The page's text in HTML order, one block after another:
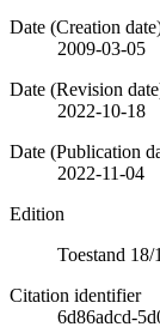
Date (Creation
2009-03-05
Date (Revision
2022-10-18
Date (Publication
2022-11-04
Edition
Toestand 18/
Citation identifier
6d86adcd-